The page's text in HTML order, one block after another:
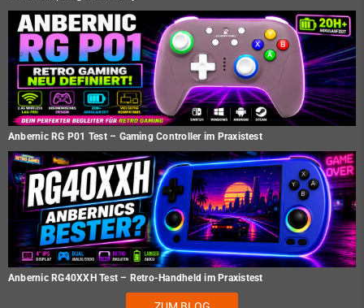
Anbernic RG P01 Test – Gaming Controller im Praxistest
Anbernic RG40XXH Test – Retro-Handheld im Praxistest